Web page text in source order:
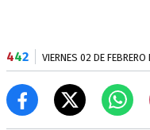
442 VIERNES 02 DE